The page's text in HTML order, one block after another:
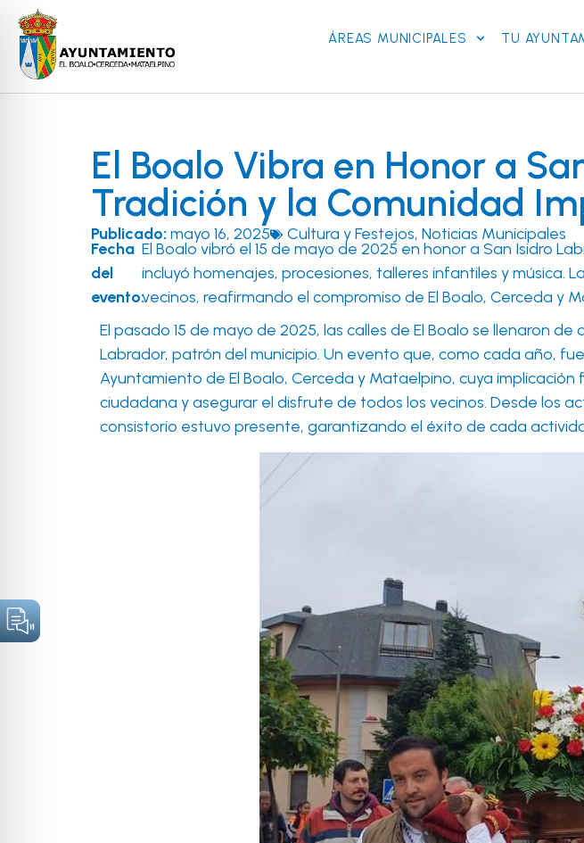
ÁREAS MUNICIPALES TU
El Boalo Vibra en Honor a
Tradición y la Comunidad
Publicado: mayo 16, 2025 Cultura y Festejos, Noticias Municipales
Fecha
del
evento:
El Boalo vibró el 15 de mayo de 2025 en honor a San Isidro
incluyó homenajes, procesiones, talleres infantiles y música.
vecinos, reafirmando el compromiso de El Boalo, Cerceda y
El pasado 15 de mayo de 2025, las calles de El Boalo se llenaron
Labrador, patrón del municipio. Un evento que, como cada año,
Ayuntamiento de El Boalo, Cerceda y Mataelpino, cuya
ciudadana y asegurar el disfrute de todos los vecinos. Desde los
consistorio estuvo presente, garantizando el éxito de cada